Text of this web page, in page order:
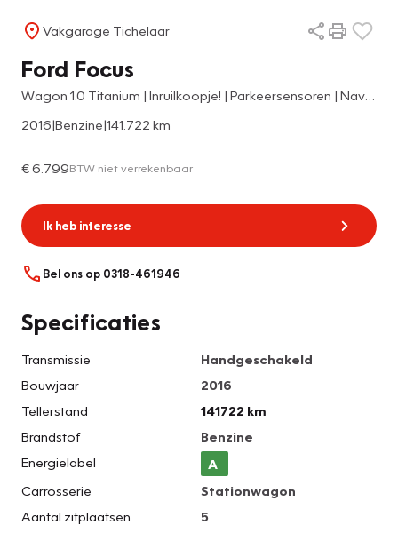
Vakgarage Tichelaar
Ford Focus
2016|Benzine|141.722 km
€ 6.799BTW niet verrekenbaar
Ik heb interesse
Bel ons op 0318-461946
Specificaties
Transmissie
Handgeschakeld
Bouwjaar
2016
Tellerstand
141722 km
Brandstof
Benzine
Energielabel
A
Carrosserie
Stationwagon
Aantal zitplaatsen
5